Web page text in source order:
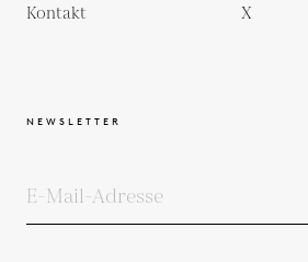
Kontakt
X
NEWSLETTER